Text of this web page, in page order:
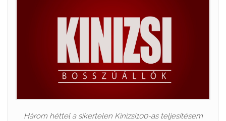
Három héttel a sikertelen Kinizsi100-as teljesítésem